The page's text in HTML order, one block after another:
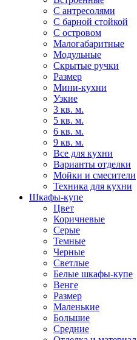
С антресолями
С барной стойкой
С островом
Малогабаритные
Модульные
Скрытые ручки
Размер
Мини-кухни
Узкие
3 кв. м.
5 кв. м.
6 кв. м.
9 кв. м.
Все для кухни
Варианты отделки
Мойки и смесители
Техника для кухни
Шкафы-купе
Цвет
Коричневые
Серые
Темные
Черные
Светлые
Белые шкафы-купе
Венге
Размер
Маленькие
Большие
Средние